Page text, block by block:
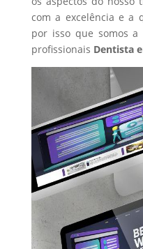
com a excelência e a
por isso que somos
profissionais Dentista